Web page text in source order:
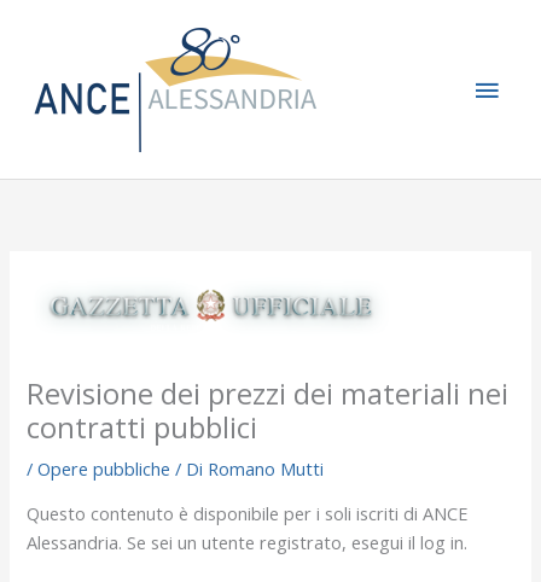
Revisione dei prezzi dei materiali nei
contratti pubblici
/Opere pubbliche / Di Romano Mutti
Questo contenuto è disponibile per i soli iscriti di ANCE
Alessandria. Se sei un utente registrato, esegui il log in.